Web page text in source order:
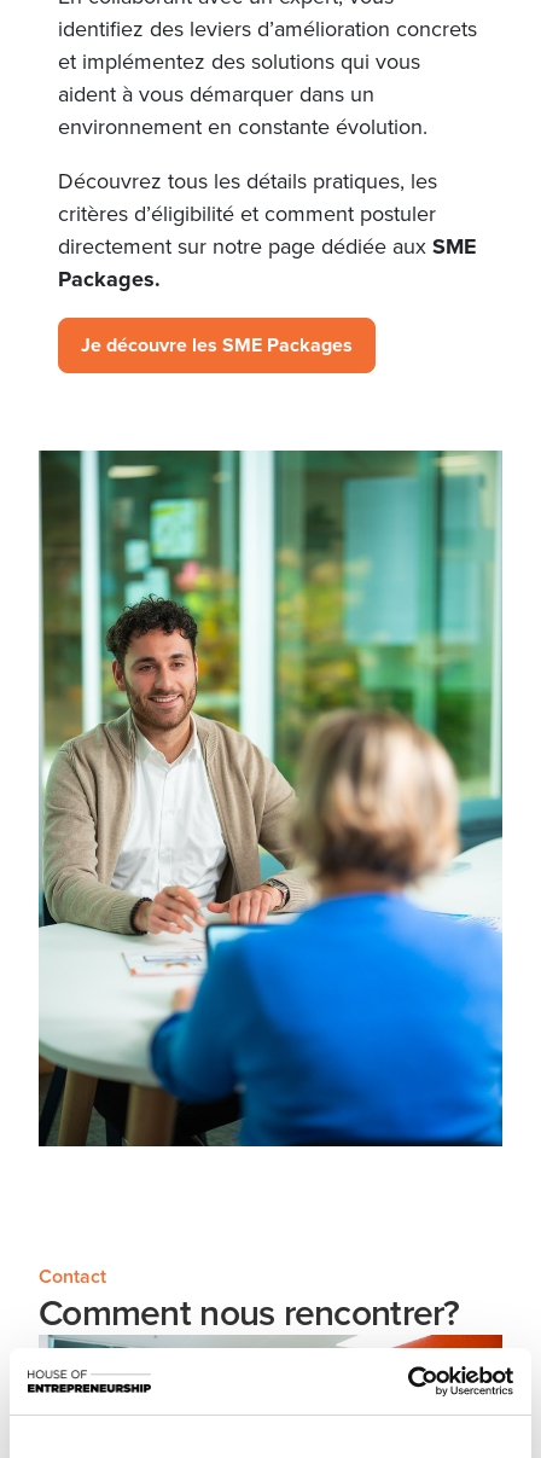
identifiez des leviers d’amélioration concrets
et implémentez des solutions qui vous
aident à vous démarquer dans un
environnement en constante évolution.
Découvrez tous les détails pratiques, les
critères d’éligibilité et comment postuler
directement sur notre page dédiée auxSME
Packages.
Je découvre les SME Packages
Contact
Comment nous rencontrer?